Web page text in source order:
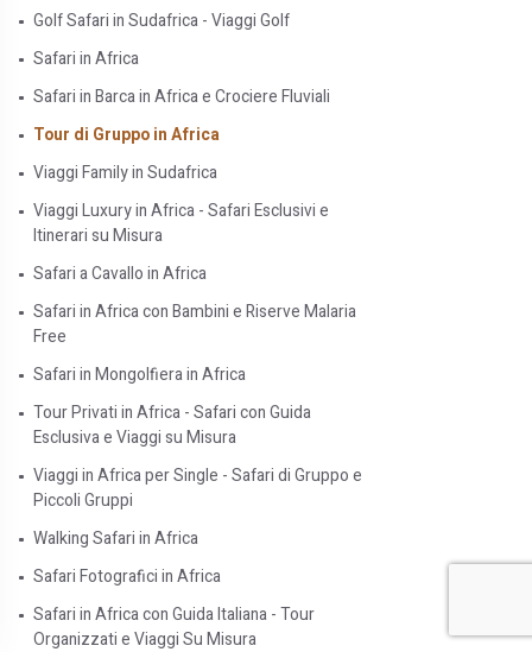
Golf Safari in Sudafrica - Viaggi Golf
Safari in Africa
Safari in Barca in Africa e Crociere Fluviali
Tour di Gruppo in Africa
Viaggi Family in Sudafrica
Viaggi Luxury in Africa - Safari Esclusivi e
Itinerari su Misura
Safari a Cavallo in Africa
Safari in Africa con Bambini e Riserve Malaria
Free
Safari in Mongolfiera in Africa
Tour Privati in Africa - Safari con Guida
Esclusiva e Viaggi su Misura
Viaggi in Africa per Single - Safari di Gruppo e
Piccoli Gruppi
Walking Safari in Africa
Safari Fotografici in Africa
Safari in Africa con Guida Italiana - Tour
Organizzati e Viaggi Su Misura